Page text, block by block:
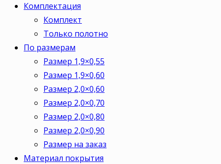
Комплектация
Комплект
Только полотно
По размерам
Размер 1,9×0,55
Размер 1,9×0,60
Размер 2,0×0,60
Размер 2,0×0,70
Размер 2,0×0,80
Размер 2,0×0,90
Размер на заказ
Материал покрытия